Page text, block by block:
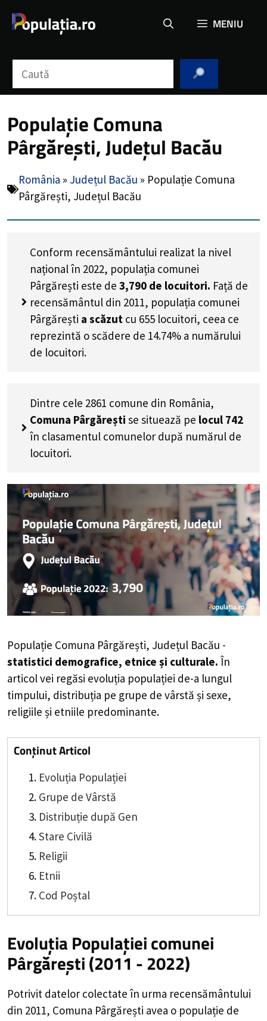
MENIU
Populație Comuna
Pârgărești, Județul Bacău
România » Județul Bacău » Populație Comuna
Pârgărești, Județul Bacău
Conform recensământului realizat la nivel
național în 2022, populația comunei
Pârgărești este de 3,790 de locuitori. Față de
recensământul din 2011, populația comunei
Pârgărești a scăzut cu 655 locuitori, ceea ce
reprezintă o scădere de 14.74% a numărului
de locuitori.
Dintre cele 2861 comune din România,
Comuna Pârgărești se situează pe locul 742
în clasamentul comunelor după numărul de
locuitori.
Populație Comuna Pârgărești, Județul Bacău -
statistici demografice, etnice și culturale. În
articol vei regăsi evoluția populației de-a lungul
timpului, distribuția pe grupe de vârstă și sexe,
religiile și etniile predominante.
Conținut Articol
Evoluția Populației
Grupe de Vârstă
Distribuție după Gen
Stare Civilă
Religii
Etnii
Cod Poștal
Evoluția Populației comunei
Pârgărești (2011 - 2022)
Potrivit datelor colectate în urma recensământului
din 2011, Comuna Pârgărești avea o populație de